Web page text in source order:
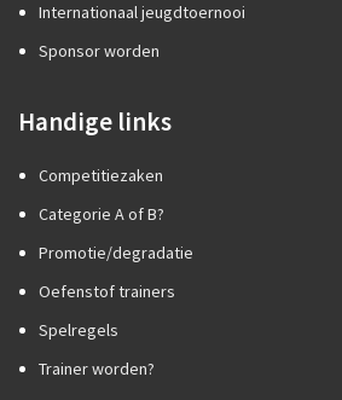
Internationaal jeugdtoernooi
Sponsor worden
Handige links
Competitiezaken
Categorie A of B?
Promotie/degradatie
Oefenstof trainers
Spelregels
Trainer worden?